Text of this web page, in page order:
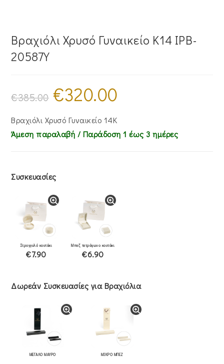
Βραχιόλι Χρυσό Γυναικείο Κ14 IPB-
20587Y
€385.00
Original
price
was:
€320.00
Βραχιόλι Χρυσό Γυναικείο 14Κ
Άμεση παραλαβή / Παράδoση 1 έως 3 ημέρες
Συσκευασίες
Στρογγυλό κουτάκι
€7.90
Μπεζ τετράγωνο κουτάκι
€6.90
Δωρεάν Συσκευασίες για Βραχιόλια
ΜΕΓΑΛΟ ΜΑΥΡΟ ΜΙΚΡΟ ΜΠΕΖ